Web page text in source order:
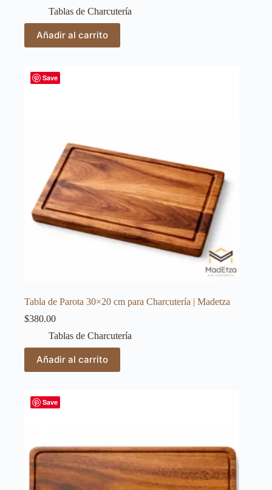
Tablas de Charcutería
Añadir al carrito
Save
Tabla de Parota 30×20 cm para Charcutería | Madetza
$380.00
Tablas de Charcutería
Añadir al carrito
Save